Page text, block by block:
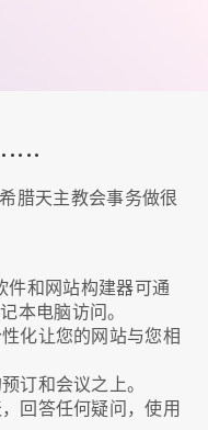
腊天主教会事务做很
件和网站构建器可通
本电脑访问。
化让您的网站与您相
订和会议之上。
回答任何疑问，使用